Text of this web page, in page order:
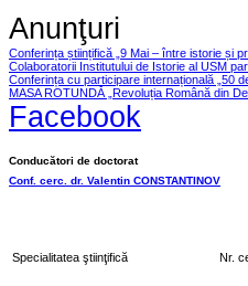
Anunţuri
Conferința științifică „9 Mai – între istorie și
Colaboratorii Institutului de Istorie al USM
Conferința cu participare internațională „50
MASA ROTUNDĂ „Revoluția Română din
Facebook
Conducători de doctorat
Conf. cerc. dr. Valentin CONSTANTINOV
Specialitatea ştiinţifică Nr.